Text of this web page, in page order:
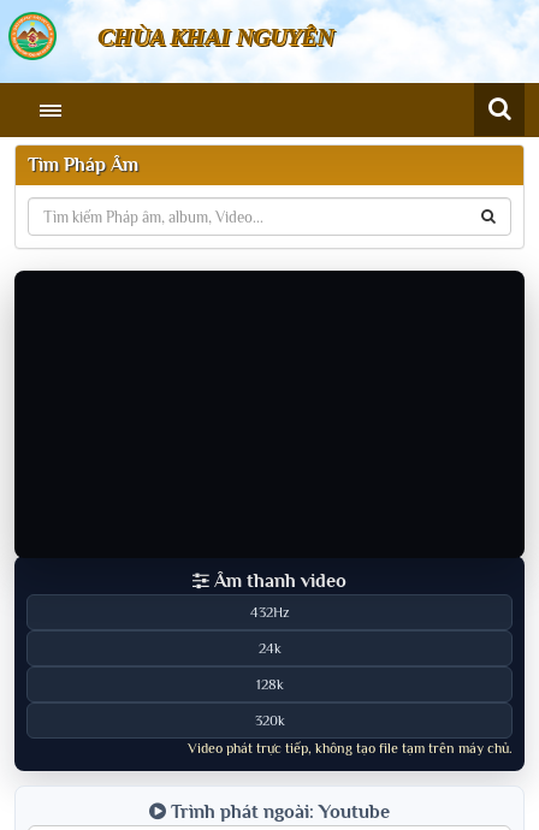
CHÙA KHAI NGUYÊN
Tìm Pháp Âm
Âm thanh video
432Hz
24k
128k
320k
Video phát trực tiếp, không tạo file tạm trên máy chủ.
Trình phát ngoài: Youtube